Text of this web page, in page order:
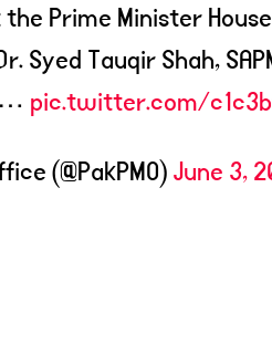
Prime Minister
Syed Tauqir Shah,
pic.twitter.com/
June 3,